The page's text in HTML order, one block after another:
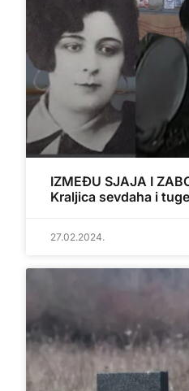
IZMEĐU SJAJA I
Kraljica sevdaha i tuge
27.02.2024.